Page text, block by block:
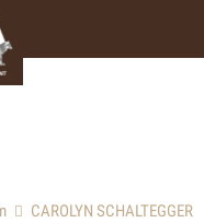
CAROLYN SCHALTEGGER